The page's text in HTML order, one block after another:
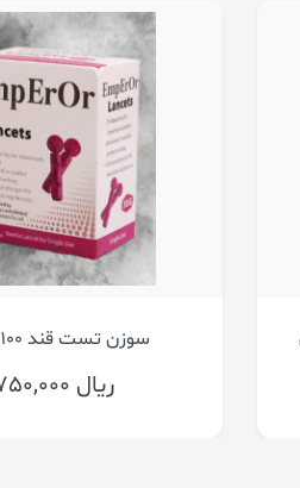
سوزن تست قند لنست فریسنس
800,000 ریال